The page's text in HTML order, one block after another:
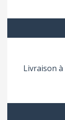
Livraison à